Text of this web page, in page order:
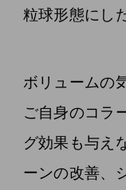
粒球形態にし
ボリュームの
ご自身のコラ
グ効果も与え
ーンの改善、